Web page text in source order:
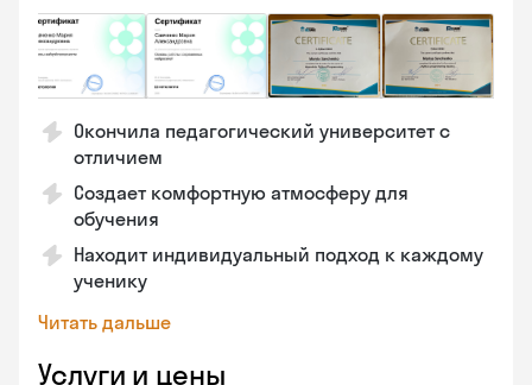
Окончила педагогический университет с
отличием
Создает комфортную атмосферу для
обучения
Находит индивидуальный подход к каждому
ученику
Читать дальше
Услуги и цены